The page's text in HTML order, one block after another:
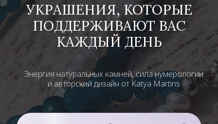
УКРАШЕНИЯ, КОТОРЫЕ
ПОДДЕРЖИВАЮТ ВАС
КАЖДЫЙ ДЕНЬ
Энергия натуральных камней, сила нумерологии
и авторский дизайн от Katya Martins